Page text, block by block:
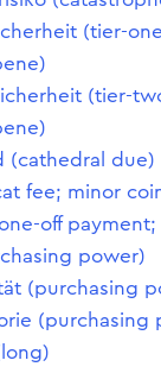
(tier-
(tier-
(cathedral due)
fee; minor
off
power)
(purchasing
(purchasing